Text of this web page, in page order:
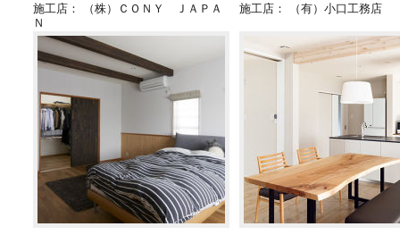
施工店： （株）ＣＯＮＹ ＪＡＰＡ
Ｎ
施工店： （有）小口工務店